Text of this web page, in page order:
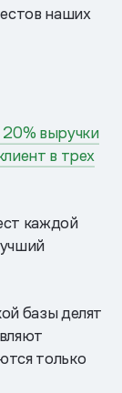
наших
выручки
в трех
каждой
базы делят
только